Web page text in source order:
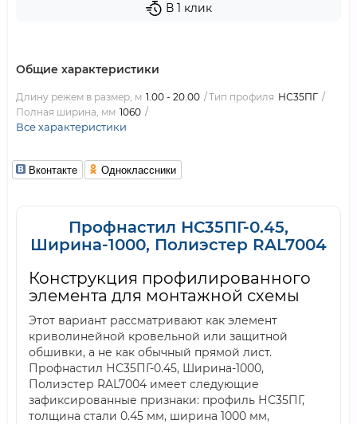
В 1 клик
Общие характеристики
Длину режем в размер, м 1.00 - 20.00 Тип профиля НС35ПГ
Полная ширина, мм 1060
Все характеристики
Вконтакте Одноклассники
Профнастил НС35ПГ-0.45,
Ширина-1000, Полиэстер RAL7004
Конструкция профилированного
элемента для монтажной схемы
Этот вариант рассматривают как элемент
криволинейной кровельной или защитной
обшивки, а не как обычный прямой лист.
Профнастил НС35ПГ-0.45, Ширина-1000,
Полиэстер RAL7004 имеет следующие
зафиксированные признаки: профиль НС35ПГ,
толщина стали 0.45 мм, ширина 1000 мм,